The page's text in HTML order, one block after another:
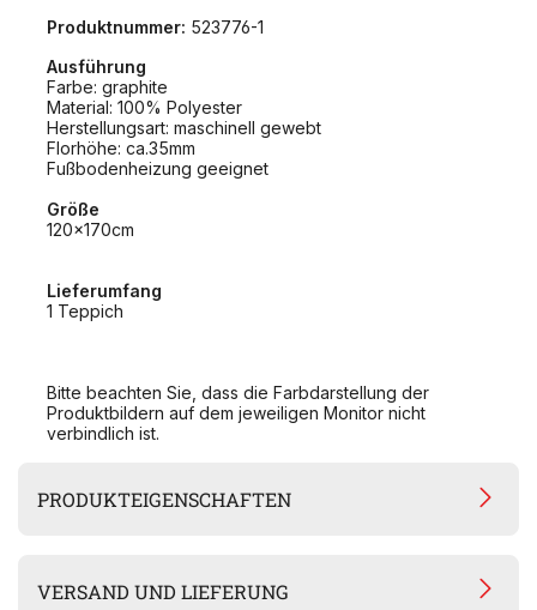
Produktnummer: 523776-1
Ausführung
Farbe: graphite
Material: 100% Polyester
Herstellungsart: maschinell gewebt
Florhöhe: ca.35mm
Fußbodenheizung geeignet
Größe
120x170cm
Lieferumfang
1 Teppich
Bitte beachten Sie, dass die Farbdarstellung der
Produktbildern auf dem jeweiligen Monitor nicht
verbindlich ist.
PRODUKTEIGENSCHAFTEN
VERSAND UND LIEFERUNG